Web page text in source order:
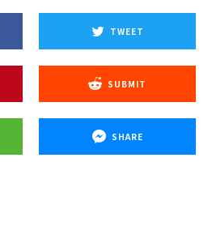
TWEET
SUBMIT
SHARE